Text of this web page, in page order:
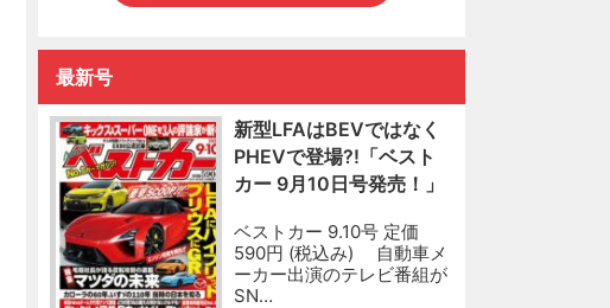
最新号
新型LFAはBEVではなく
PHEVで登場?!「ベスト
カー 9月10日号発売！」
ベストカー 9.10号 定価
590円 (税込み) 自動車メ
ーカー出演のテレビ番組が
SN…